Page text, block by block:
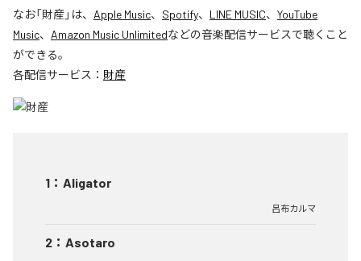
なお「財産」は、 Apple Music、 Spotify、 LINE MUSIC、 YouTube
Music、 Amazon Music Unlimitedなどの音楽配信サービスで聴くこと
ができる。
各配信サービス： 財産
1 ： Aligator
呂布カルマ
2 ： Asotaro